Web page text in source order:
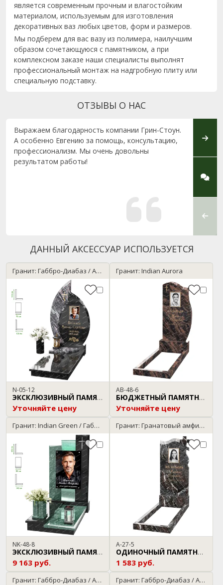
является современным прочным и влагостойким
материалом, используемым для изготовления
декоративных ваз любых цветов, форм и размеров.
Мы подберем для вас вазу из полимера, наилучшим
образом сочетающуюся с памятником, а при
комплексном заказе наши специалисты выполнят
профессиональный монтаж на надгробную плиту или
специальную подставку.
ОТЗЫВЫ О НАС
Выражаем благодарность компании Грин-Стоун.
А особенно Евгению за помощь, консультацию,
профессионализм. Мы очень довольны
результатом работы!
за
ДАННЫЙ АКСЕССУАР ИСПОЛЬЗУЕТСЯ
Гранит: Габбро-Диабаз / Amadeus
N-05-12
ЭКСКЛЮЗИВНЫЙ ПАМЯТНИК
Уточняйте цену
Гранит: Indian Aurora
AB-48-6
БЮДЖЕТНЫЙ ПАМЯТНИК
Уточняйте цену
Гранит: Indian Green / Габбро-Диабаз
NK-48-8
ЭКСКЛЮЗИВНЫЙ ПАМЯТНИК
9 163 руб.
Гранит: Гранатовый амфиболит
A-27-5
ОДИНОЧНЫЙ ПАМЯТНИК
1 583 руб.
Гранит: Габбро-Диабаз / Amadeus Гранит: Габбро-Диабаз / Aurora